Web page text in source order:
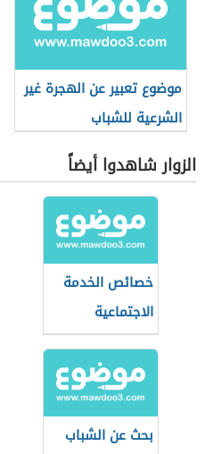
موضوع تعبير عن الهجرة غير
الشرعية للشباب
الزوار شاهدوا أيضاً
خصائص الخدمة
الاجتماعية
بحث عن الشباب